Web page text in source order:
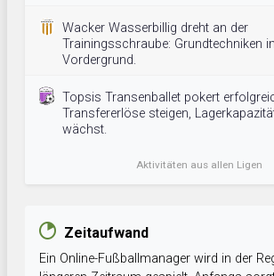
Wacker Wasserbillig dreht an der
Trainingsschraube: Grundtechniken
Vordergrund.
Topsis Transenballet pokert
Transfererlöse steigen,
wächst.
Aktivitäten aus allen Ligen
Zeitaufwand
Ein Online-Fußballmanager wird in der